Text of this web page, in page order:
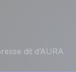
dit d’AURA